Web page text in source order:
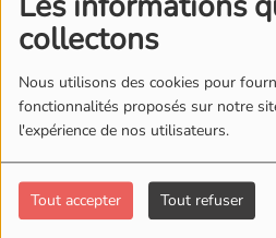
collectons
Nous utilisons des cookies pour
fonctionnalités proposés sur notre
l'expérience de nos utilisateurs.
Tout accepter Tout refuser